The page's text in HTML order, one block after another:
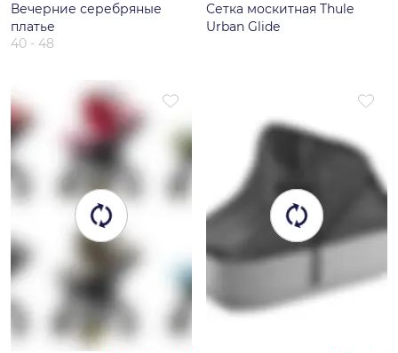
Вечерние серебряные
платье
40 - 48
Сетка москитная Thule
Urban Glide